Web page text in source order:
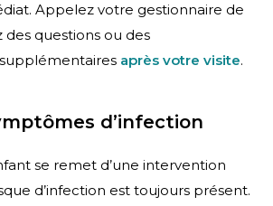
Appelez votre gestionnaire de
des questions ou des
après votre visite.
d’infection
se remet d’une intervention
d’infection est toujours présent.